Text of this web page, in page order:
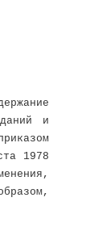
и
1978